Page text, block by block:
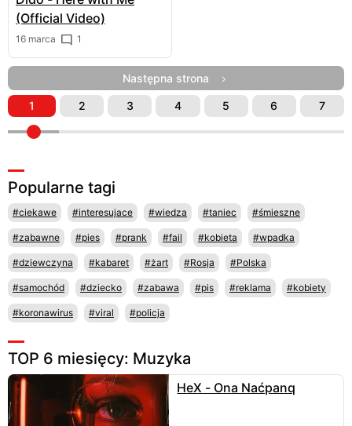
(Official Video)
16 marca 1
Następna strona
1 2 3 4 5 6 7
Popularne tagi
#ciekawe #interesujace #wiedza #taniec #śmieszne
#zabawne #pies #prank #fail #kobieta #wpadka
#dziewczyna #kabaret #żart #Rosja #Polska
#samochód #dziecko #zabawa #pis #reklama #kobiety
#koronawirus #viral #policja
TOP 6 miesięcy: Muzyka
HeX - Ona Naćpanq